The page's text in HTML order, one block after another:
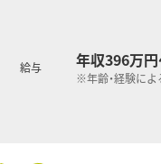
給与 年収396万
※年齢・経験によ